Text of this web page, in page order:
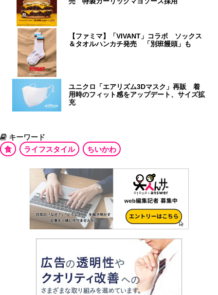
【ファミマ】「VIVANT」コラボ ソックス
＆タオルハンカチ発売 「別班饅頭」も
ユニクロ「エアリズム3Dマスク」再販 着
用時のフィット感をアップデート、サイズ拡
充
キーワード
食
ライフスタイル ちいかわ